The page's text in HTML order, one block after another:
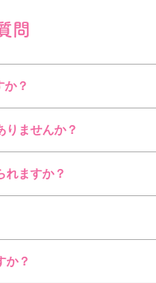
問
か？
りませんか？
れますか？
か？